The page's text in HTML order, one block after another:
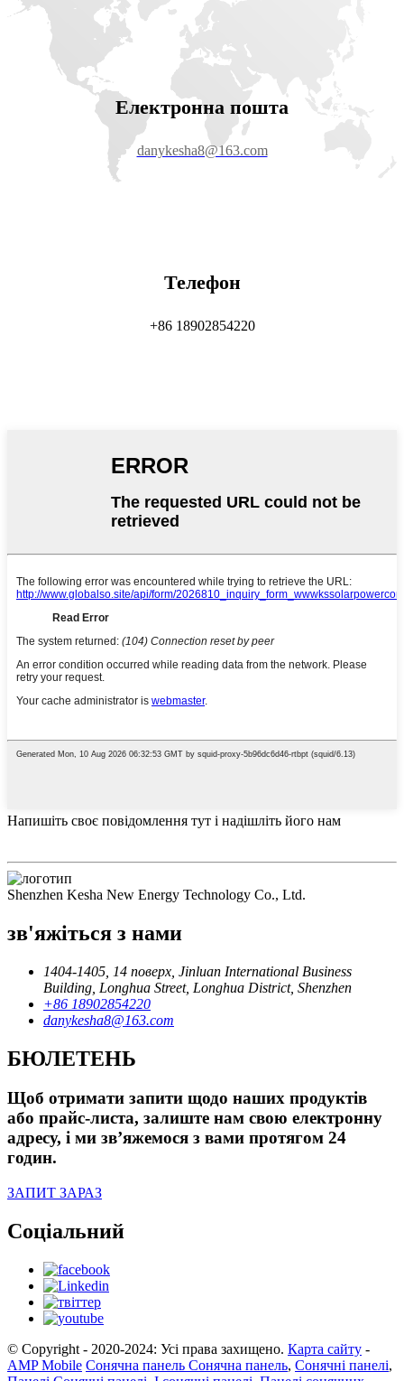
Електронна пошта
danykesha8@163.com
Телефон
+86 18902854220
Напишіть своє повідомлення тут і надішліть його нам
Shenzhen Kesha New Energy Technology Co., Ltd.
зв'яжіться з нами
1404-1405, 14 поверх, Jinluan International Business
Building, Longhua Street, Longhua District, Shenzhen
+86 18902854220
danykesha8@163.com
БЮЛЕТЕНЬ
Щоб отримати запити щодо наших продуктів
або прайс-листа, залиште нам свою електронну
адресу, і ми зв’яжемося з вами протягом 24
годин.
ЗАПИТ ЗАРАЗ
Соціальний
© Copyright - 2020-2024: Усі права захищено. Карта сайту -
AMP Mobile Сонячна панель Сонячна панель, Сонячні панелі,